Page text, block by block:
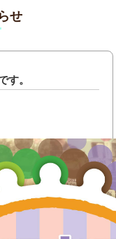
せ
す。